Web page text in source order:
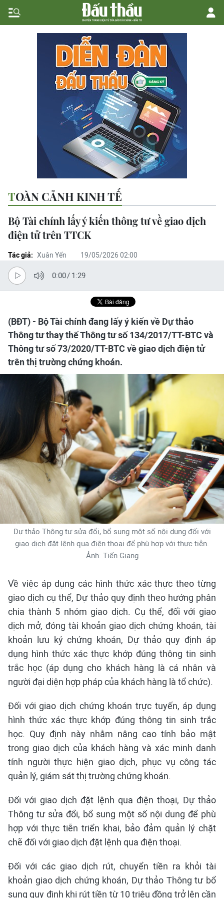
TOÀN CẢNH KINH TẾ
Bộ Tài chính lấy ý kiến thông tư về giao dịch
điện tử trên TTCK
Tác giả: Xuân Yến 19/05/2026 02:00
0:00/ 1:29
(BĐT) - Bộ Tài chính đang lấy ý kiến về Dự thảo
Thông tư thay thế Thông tư số 134/2017/TT-BTC và
Thông tư số 73/2020/TT-BTC về giao dịch điện tử
trên thị trường chứng khoán.
Dự thảo Thông tư sửa đổi, bổ sung một số nội dung đối với
giao dịch đặt lệnh qua điện thoại để phù hợp với thực tiễn.
Ảnh: Tiến Giang
Về việc áp dụng các hình thức xác thực theo từng
giao dịch cụ thể, Dự thảo quy định theo hướng phân
chia thành 5 nhóm giao dịch. Cụ thể, đối với giao
dịch mở, đóng tài khoản giao dịch chứng khoán, tài
khoản lưu ký chứng khoán, Dự thảo quy định áp
dụng hình thức xác thực khớp đúng thông tin sinh
trắc học (áp dụng cho khách hàng là cá nhân và
người đại diện hợp pháp của khách hàng là tổ chức).
Đối với giao dịch chứng khoán trực tuyến, áp dụng
hình thức xác thực khớp đúng thông tin sinh trắc
học. Quy định này nhằm nâng cao tính bảo mật
trong giao dịch của khách hàng và xác minh danh
tính người thực hiện giao dịch, phục vụ công tác
quản lý, giám sát thị trường chứng khoán.
Đối với giao dịch đặt lệnh qua điện thoại, Dự thảo
Thông tư sửa đổi, bổ sung một số nội dung để phù
hợp với thực tiễn triển khai, bảo đảm quản lý chặt
chẽ đối với giao dịch đặt lệnh qua điện thoại.
Đối với các giao dịch rút, chuyển tiền ra khỏi tài
khoản giao dịch chứng khoán, Dự thảo Thông tư bổ
sung quy định khi rút tiền từ 10 triệu đồng trở lên cần